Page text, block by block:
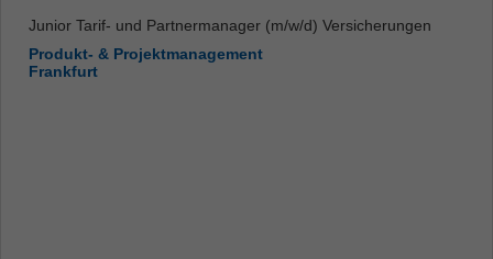
Junior Tarif- und Partnermanager (m/w/d) Versicherungen
Produkt- & Projektmanagement
Frankfurt